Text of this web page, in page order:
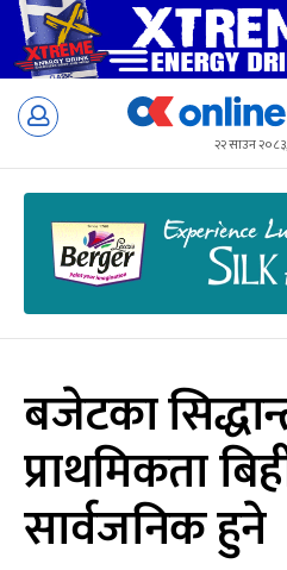
Skip
२२ साउन
बजेटका
प्राथमिकता
सार्वजनिक हुने